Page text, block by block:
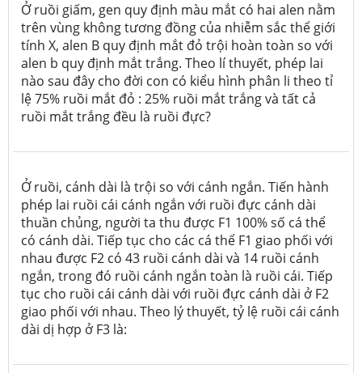
Ở ruồi giấm, gen quy định màu mắt có hai alen nằm
trên vùng không tương đồng của nhiễm sắc thể giới
tính X, alen B quy định mắt đỏ trội hoàn toàn so với
alen b quy định mắt trắng. Theo lí thuyết, phép lai
nào sau đây cho đời con có kiểu hình phân li theo tỉ
lệ 75% ruồi mắt đỏ : 25% ruồi mắt trắng và tất cả
ruồi mắt trắng đều là ruồi đực?
Ở ruồi, cánh dài là trội so với cánh ngắn. Tiến hành
phép lai ruồi cái cánh ngắn với ruồi đực cánh dài
thuần chủng, người ta thu được F1 100% số cá thể
có cánh dài. Tiếp tục cho các cá thể F1 giao phối với
nhau được F2 có 43 ruồi cánh dài và 14 ruồi cánh
ngắn, trong đó ruồi cánh ngắn toàn là ruồi cái. Tiếp
tục cho ruồi cái cánh dài với ruồi đực cánh dài ở F2
giao phối với nhau. Theo lý thuyết, tỷ lệ ruồi cái cánh
dài dị hợp ở F3 là: